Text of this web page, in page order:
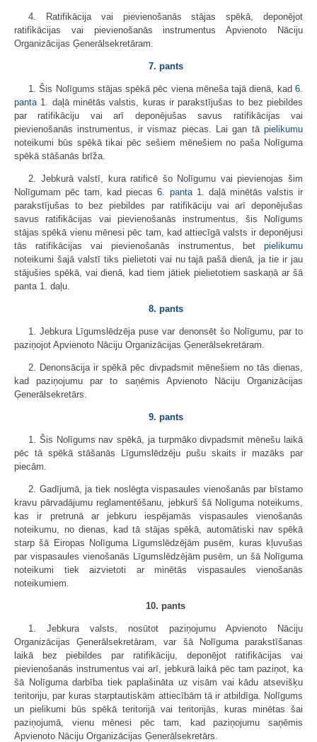
4. Ratifikācija vai pievienošanās stājas spēkā, deponējot
ratifikācijas vai pievienošanās instrumentus Apvienoto Nāciju
Organizācijas Ģenerālsekretāram.
7. pants
1. Šis Nolīgums stājas spēkā pēc viena mēneša tajā dienā, kad 6.
panta1. daļā minētās valstis, kuras ir parakstījušas to bez piebildes
par ratifikāciju vai arī deponējušas savus ratifikācijas vai
pievienošanās instrumentus, ir vismaz piecas. Lai gan tā pielikumu
noteikumi būs spēkā tikai pēc sešiem mēnešiem no paša Nolīguma
spēkā stāšanās brīža.
2. Jebkurā valstī, kura ratificē šo Nolīgumu vai pievienojas šim
Nolīgumam pēc tam, kad piecas6. panta1. daļā minētās valstis ir
parakstījušas to bez piebildes par ratifikāciju vai arī deponējušas
savus ratifikācijas vai pievienošanās instrumentus, šis Nolīgums
stājas spēkā vienu mēnesi pēc tam, kad attiecīgā valsts ir deponējusi
tās ratifikācijas vai pievienošanās instrumentus, bet pielikumu
noteikumi šajā valstī tiks pielietoti vai nu tajā pašā dienā, ja tie ir jau
stājušies spēkā, vai dienā, kad tiem jātiek pielietotiem saskaņā ar šā
panta 1. daļu.
8. pants
1. Jebkura Līgumslēdzēja puse var denonsēt šo Nolīgumu, par to
paziņojot Apvienoto Nāciju Organizācijas Ģenerālsekretāram.
2. Denonsācija ir spēkā pēc divpadsmit mēnešiem no tās dienas,
kad paziņojumu par to saņēmis Apvienoto Nāciju Organizācijas
Ģenerālsekretārs.
9. pants
1. Šis Nolīgums nav spēkā, ja turpmāko divpadsmit mēnešu laikā
pēc tā spēkā stāšanās Līgumslēdzēju pušu skaits ir mazāks par
piecām.
2. Gadījumā, ja tiek noslēgta vispasaules vienošanās par bīstamo
kravu pārvadājumu reglamentēšanu, jebkurš šā Nolīguma noteikums,
kas ir pretrunā ar jebkuru iespējamās vispasaules vienošanās
noteikumu, no dienas, kad tā stājas spēkā, automātiski nav spēkā
starp šā Eiropas Nolīguma Līgumslēdzējām pusēm, kuras kļuvušas
par vispasaules vienošanās Līgumslēdzējām pusēm, un šā Nolīguma
noteikumi tiek aizvietoti ar minētās vispasaules vienošanās
noteikumiem.
10. pants
1. Jebkura valsts, nosūtot paziņojumu Apvienoto Nāciju
Organizācijas Ģenerālsekretāram, var šā Nolīguma parakstīšanas
laikā bez piebildes par ratifikāciju, deponējot ratifikācijas vai
pievienošanās instrumentus vai arī, jebkurā laikā pēc tam paziņot, ka
šā Nolīguma darbība tiek paplašināta uz visām vai kādu atsevišķu
teritoriju, par kuras starptautiskām attiecībām tā ir atbildīga. Nolīgums
un pielikumi būs spēkā teritorijā vai teritorijās, kuras minētas šai
paziņojumā, vienu mēnesi pēc tam, kad paziņojumu saņēmis
Apvienoto Nāciju Organizācijas Ģenerālsekretārs.